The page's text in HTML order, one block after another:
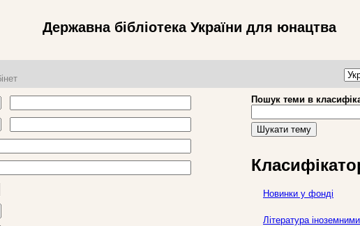
Державна бібліотека України для юнацтва
Пошук теми в
Шукати тему
Новинки у фонді
Література